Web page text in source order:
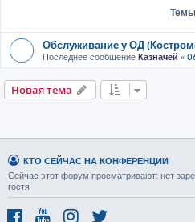
Темы
Обслуживание у ОД
Последнее сообщение Казначей «
Новая тема
КТО СЕЙЧАС НА КОНФЕРЕНЦИИ
Сейчас этот форум просматривают: нет
гостя